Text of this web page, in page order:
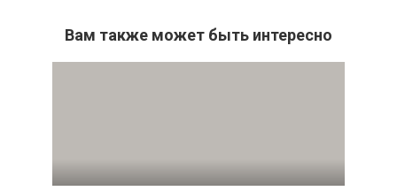
Вам также может быть интересно